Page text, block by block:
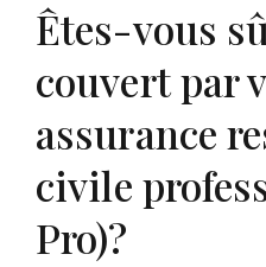
Êtes-vous
couvert par
assurance
civile
Pro)?